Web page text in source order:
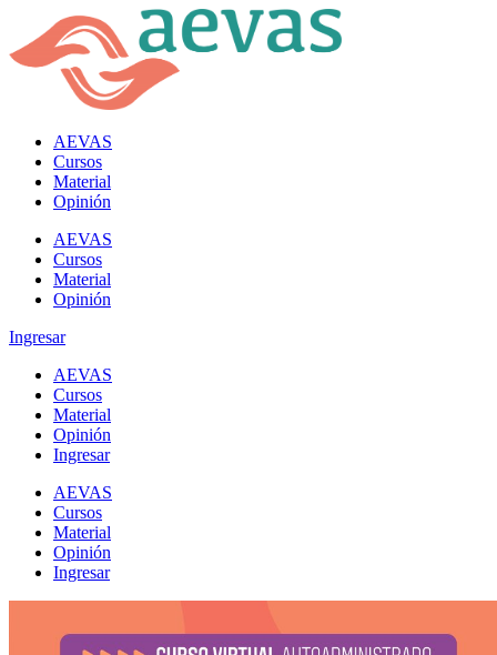
AEVAS
Cursos
Material
Opinión
AEVAS
Cursos
Material
Opinión
Ingresar
AEVAS
Cursos
Material
Opinión
Ingresar
AEVAS
Cursos
Material
Opinión
Ingresar